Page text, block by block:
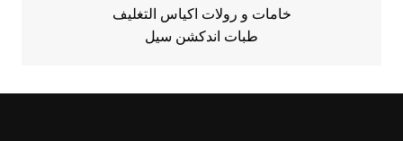
خامات و رولات اكياس التغليف
طبات اندكشن سيل